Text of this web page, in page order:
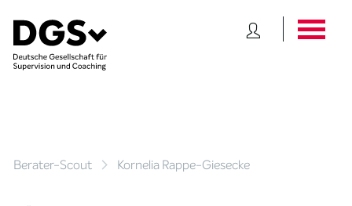
Berater-Scout Kornelia Rappe-Giesecke